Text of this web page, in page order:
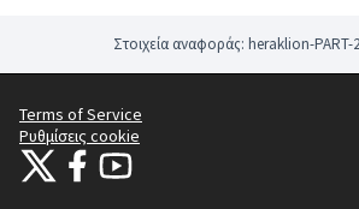
Στοιχεία αναφοράς: heraklion-PART-
Terms of Service
Ρυθμίσεις cookie
Citizens Participation Portal at X
Ο οργανισμός Citizens Participation
Ο οργανισμός Citizens Participation